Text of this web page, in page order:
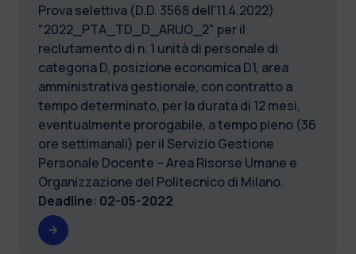
Prova selettiva (D.D. 3568 dell'11.4.2022)
"2022_PTA_TD_D_ARUO_2" per il
reclutamento di n. 1 unità di personale di
categoria D, posizione economica D1, area
amministrativa gestionale, con contratto a
tempo determinato, per la durata di 12 mesi,
eventualmente prorogabile, a tempo pieno (36
ore settimanali) per il Servizio Gestione
Personale Docente – Area Risorse Umane e
Organizzazione del Politecnico di Milano.
Deadline: 02-05-2022